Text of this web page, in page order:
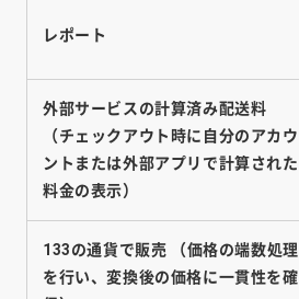
レポート
外部サービスの計算済み配送料
（チェックアウト時に自分のアカウ
ントまたは外部アプリで計算された
料金の表示）
133の通貨で販売
（価格の端数処理
を行い、変換後の価格に一貫性を確